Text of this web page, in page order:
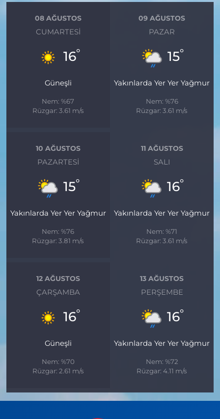
08 AĞUSTOS
CUMARTESI
16°
Güneşli
Nem: %67
Rüzgar: 3.61 m/s
09 AĞUSTOS
PAZAR
15°
Yakınlarda Yer Yer Yağmur
Nem: %76
Rüzgar: 3.61 m/s
10 AĞUSTOS
PAZARTESI
15°
Yakınlarda Yer Yer Yağmur
Nem: %76
Rüzgar: 3.81 m/s
11 AĞUSTOS
SALI
16°
Yakınlarda Yer Yer Yağmur
Nem: %71
Rüzgar: 3.61 m/s
12 AĞUSTOS
ÇARŞAMBA
16°
Güneşli
Nem: %70
Rüzgar: 2.61 m/s
13 AĞUSTOS
PERŞEMBE
16°
Yakınlarda Yer Yer Yağmur
Nem: %72
Rüzgar: 4.11 m/s